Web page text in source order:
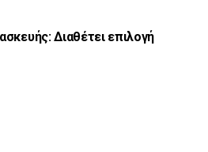
Διαθέτει επιλογή